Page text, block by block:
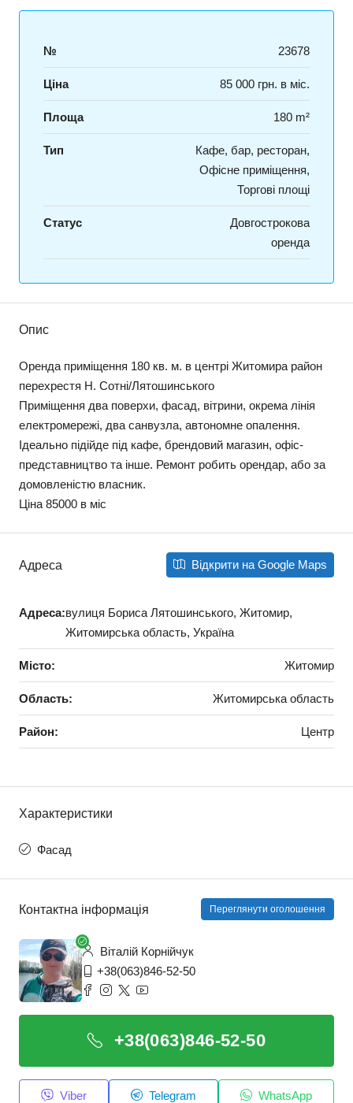
№ 23678
Ціна 85 000 грн. в міс.
Площа 180 m²
Тип
Кафе, бар, ресторан,
Офісне приміщення,
Торгові площі
Статус
Довгострокова
оренда
Опис
Оренда приміщення 180 кв. м. в центрі Житомира район
перехрестя Н. Сотні/Лятошинського
Приміщення два поверхи, фасад, вітрини, окрема лінія
електромережі, два санвузла, автономне опалення.
Ідеально підійде під кафе, брендовий магазин, офіс-
представництво та інше. Ремонт робить орендар, або за
домовленістю власник.
Ціна 85000 в міс
Адреса Відкрити на Google Maps
Адреса:вулиця Бориса Лятошинського, Житомир,
Житомирська область, Україна
Місто: Житомир
Область: Житомирська область
Район: Центр
Характеристики
Фасад
Контактна інформація Переглянути оголошення
Віталій Корнійчук
+38(063)846-52-50
+38(063)846-52-50
Viber Telegram WhatsApp